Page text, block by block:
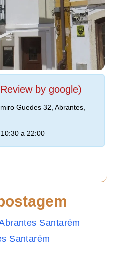
by google)
Guedes 32, Abrantes,
10:30 a 22:00
Santarém
Santarém